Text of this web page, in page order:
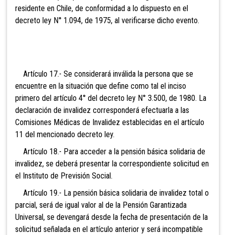
residente en Chile, de conformidad a lo dispuesto en el
decreto ley N° 1.094, de 1975, al verificarse dicho evento.
Artículo 17.- Se considerará inválida la persona que se
encuentre en la situación que define como tal el inciso
primero del artículo 4° del decreto ley N° 3.500, de 1980. La
declaración de invalidez corresponderá efectuarla a las
Comisiones Médicas de Invalidez establecidas en el artículo
11 del mencionado decreto ley.
Artículo 18.- Para acceder a la pensión básica solidaria de
invalidez, se deberá presentar la correspondiente solicitud en
el Instituto de Previsión Social.
Artículo 19.- La pensión básica solidaria de invalidez total o
parcial, será de igual valor al de la Pensión Garantizada
Universal, se devengará desde la fecha de presentación de la
solicitud señalada en el artículo anterior y será incompatible